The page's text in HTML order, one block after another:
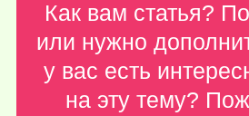
Как вам статья?
или нужно
у вас есть
на эту тему?